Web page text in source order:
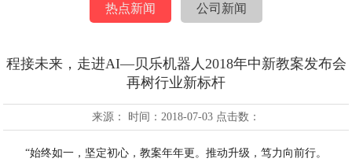
热点新闻 公司新闻
程接未来，走进AI—贝乐机器人2018年中新教案发布会
再树行业新标杆
来源： 时间：2018-07-03 点击数：
“始终如一，坚定初心，教案年年更。推动升级，笃力向前行。